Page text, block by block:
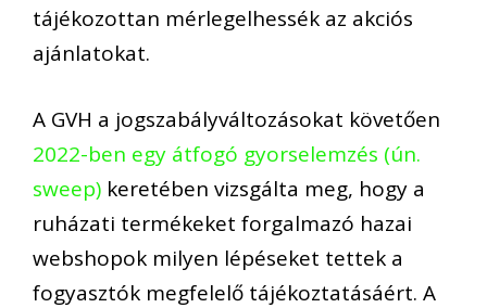
tájékozottan mérlegelhessék az akciós
ajánlatokat.
A GVH a jogszabályváltozásokat követően
2022-ben egy átfogó gyorselemzés (ún.
sweep) keretében vizsgálta meg, hogy a
ruházati termékeket forgalmazó hazai
webshopok milyen lépéseket tettek a
fogyasztók megfelelő tájékoztatásáért. A